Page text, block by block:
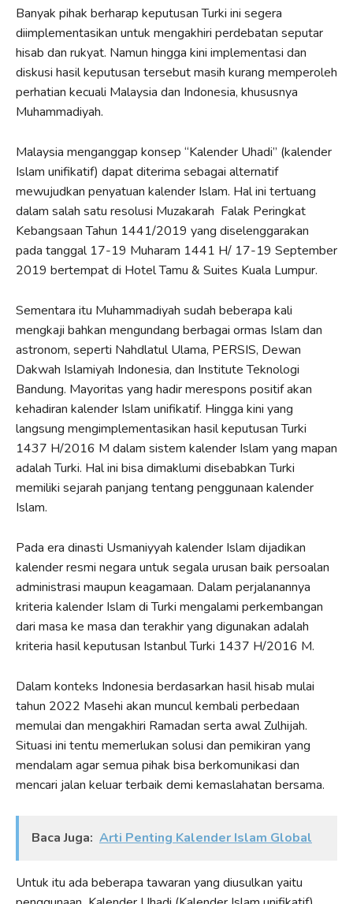
Banyak pihak berharap keputusan Turki ini segera
diimplementasikan untuk mengakhiri perdebatan seputar
hisab dan rukyat. Namun hingga kini implementasi dan
diskusi hasil keputusan tersebut masih kurang memperoleh
perhatian kecuali Malaysia dan Indonesia, khususnya
Muhammadiyah.
Malaysia menganggap konsep “Kalender Uhadi” (kalender
Islam unifikatif) dapat diterima sebagai alternatif
mewujudkan penyatuan kalender Islam. Hal ini tertuang
dalam salah satu resolusi Muzakarah Falak Peringkat
Kebangsaan Tahun 1441/2019 yang diselenggarakan
pada tanggal 17-19 Muharam 1441 H/ 17-19 September
2019 bertempat di Hotel Tamu & Suites Kuala Lumpur.
Sementara itu Muhammadiyah sudah beberapa kali
mengkaji bahkan mengundang berbagai ormas Islam dan
astronom, seperti Nahdlatul Ulama, PERSIS, Dewan
Dakwah Islamiyah Indonesia, dan Institute Teknologi
Bandung. Mayoritas yang hadir merespons positif akan
kehadiran kalender Islam unifikatif. Hingga kini yang
langsung mengimplementasikan hasil keputusan Turki
1437 H/2016 M dalam sistem kalender Islam yang mapan
adalah Turki. Hal ini bisa dimaklumi disebabkan Turki
memiliki sejarah panjang tentang penggunaan kalender
Islam.
Pada era dinasti Usmaniyyah kalender Islam dijadikan
kalender resmi negara untuk segala urusan baik persoalan
administrasi maupun keagamaan. Dalam perjalanannya
kriteria kalender Islam di Turki mengalami perkembangan
dari masa ke masa dan terakhir yang digunakan adalah
kriteria hasil keputusan Istanbul Turki 1437 H/2016 M.
Dalam konteks Indonesia berdasarkan hasil hisab mulai
tahun 2022 Masehi akan muncul kembali perbedaan
memulai dan mengakhiri Ramadan serta awal Zulhijah.
Situasi ini tentu memerlukan solusi dan pemikiran yang
mendalam agar semua pihak bisa berkomunikasi dan
mencari jalan keluar terbaik demi kemaslahatan bersama.
Baca Juga: Arti Penting Kalender Islam Global
Untuk itu ada beberapa tawaran yang diusulkan yaitu